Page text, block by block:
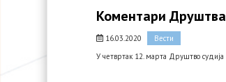
Коментари
16.03.2020
Вести
У четвртак 12. марта Друштво